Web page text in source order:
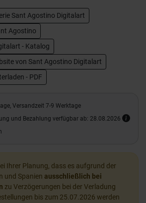
Sant Agostino Digitalart
Agostino
- Katalog
von Sant Agostino Digitalart
- PDF
Versandzeit 7-9 Werktage
und Bezahlung verfügbar ab: 28.08.2026
Ihrer Planung, dass es aufgrund der
und Spanien ausschließlich bei
zu Verzögerungen bei der Verladung
bis zum 25.07.2026 werden